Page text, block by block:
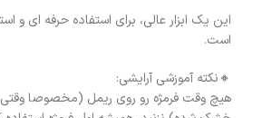
این یک ابزار عالی، برای استفاده حرفه ای و
است.
🔸نکته آموزشی آرایشی:
هیچ وقت فرمژه رو روی ریمل (مخصوصا